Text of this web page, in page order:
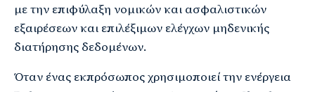
με την επιφύλαξη νομικών και ασφαλιστικών
εξαιρέσεων και επιλέξιμων ελέγχων μηδενικής
διατήρησης δεδομένων.
Όταν ένας εκπρόσωπος χρησιμοποιεί την ενέργεια